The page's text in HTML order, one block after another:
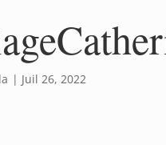
| Juil 26, 2022